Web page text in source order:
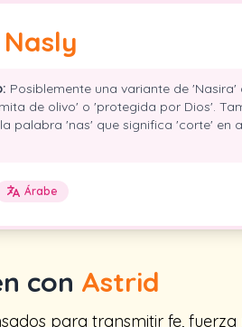
Nasly
Posiblemente una variante de 'Nasira'
de olivo' o 'protegida por Dios'.
palabra 'nas' que significa 'corte' en
Árabe
con Astrid
para transmitir fe,